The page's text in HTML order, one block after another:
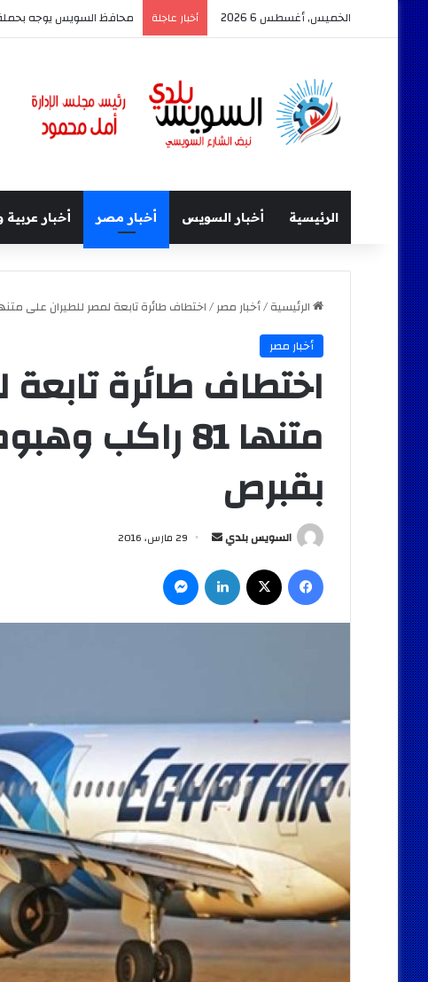
الخميس, أغسطس 6 2026 أخبار عاجلة محافظ السويس يوجه
الرئيسية أخبار السويس أخبار مصر أخبار عربية
الرئيسية/أخبار مصر/اختطاف طائرة تابعة لمصر للطيران على متنها 81 راكب وهبوطها فى مطار لارناكا
أخبار مصر
اختطاف طائرة
متنها 81
بقبرص
السويس بلدي
أرسل
إلكترونيا
29 مارس، 2016
فيسبوك لينكدإن